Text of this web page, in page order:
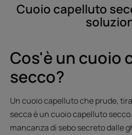
Cuoio capelluto
Cos'è un cuoio
secco?
Un cuoio capelluto che prude,
secca è un cuoio capelluto
mancanza di sebo secreto dalle